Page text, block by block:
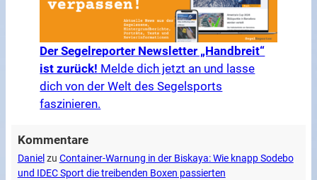
Der Segelreporter Newsletter „Handbreit“
ist zurück! Melde dich jetzt an und lasse
dich von der Welt des Segelsports
faszinieren.
Kommentare
Daniel zu Container-Warnung in der Biskaya: Wie knapp Sodebo
und IDEC Sport die treibenden Boxen passierten